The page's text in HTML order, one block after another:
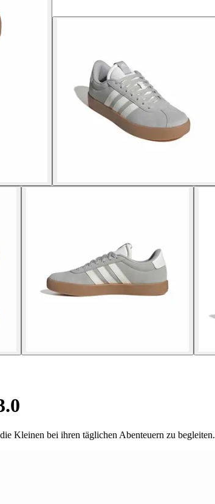
Kleinen bei ihren täglichen Abenteuern zu begleiten.